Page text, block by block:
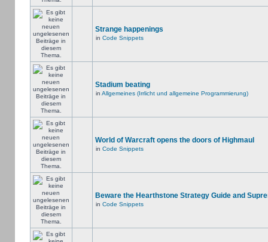
Strange happenings
in Code Snippets
Stadium beating
in Allgemeines (Irrlicht und allgemeine Programmierung)
World of Warcraft opens the doors of Highmaul
in Code Snippets
Beware the Hearthstone Strategy Guide and
in Code Snippets